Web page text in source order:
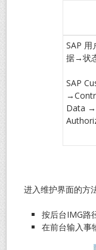
SAP
据→状
SAP
Data
进入维护界面的方
按后台IMG路
在前台输入事